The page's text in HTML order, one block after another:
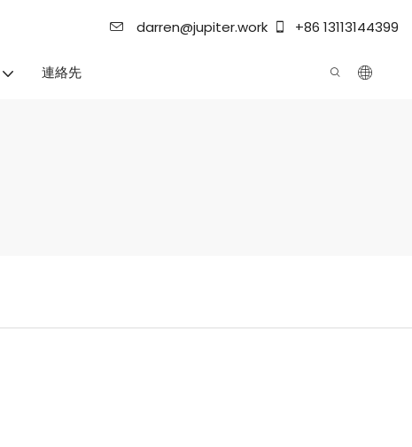
darren@jupiter.work +86 13113144399
連絡先